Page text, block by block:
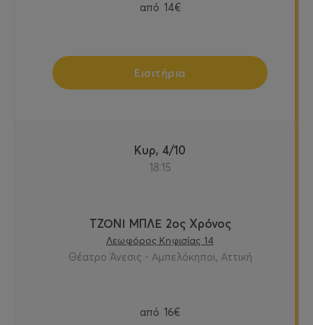
από 14€
Εισιτήρια
Κυρ, 4/10
18:15
ΤΖΟΝΙ ΜΠΛΕ 2ος Χρόνος
Λεωφόρος Κηφισίας 14
Θέατρο Άνεσις - Αμπελόκηποι, Αττική
από 16€